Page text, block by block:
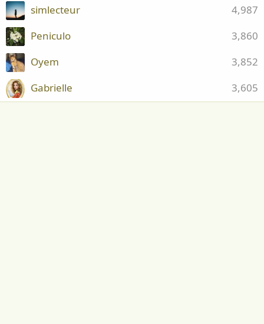
4,987
simlecteur
3,860
Peniculo
3,852
Oyem
3,605
Gabrielle